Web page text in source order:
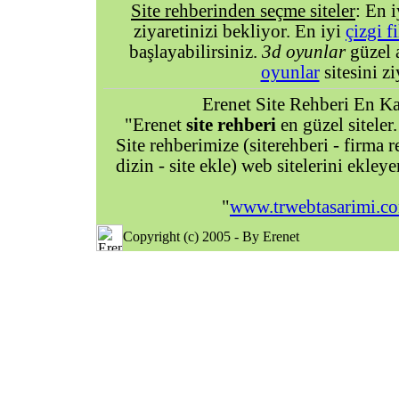
Site rehberinden seçme siteler: En
ziyaretinizi bekliyor. En iyi çizgi
başlayabilirsiniz. 3d oyunlargüzel
oyunlarsitesini
Erenet Site Rehberi En
"Erenet site rehberi en güzel
Site rehberimize (siterehberi - firma
dizin - site ekle) web sitelerini
"
Copyright (c) 2005 - By Erenet